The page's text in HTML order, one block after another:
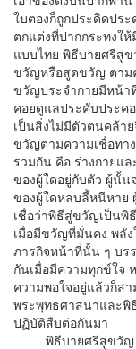
ใบตองก็ถูกประดิดปร
ตกแต่งที่ปากกระทงใ
แบบไทย พิธีบายศรีสู่
ขวัญหรือสูดขวัญ ตาม
ขวัญประจำกายมีหน้า
คอยดูแลประคับประค
เป็นสิ่งไม่มีตัวตนคล้
ขวัญตามความเชื่อทา
รวมกัน คือ ร่างกายแ
ของผู้ใดอยู่กับตัว ผู้นั้
ของผู้ใดหลบลี้หนีหาย
เชื่อว่าพิธีสู่ขวัญเป็นพิ
เมื่อมีขวัญที่มั่นคง พลัง
ภารกิจหน้าที่นั้น ๆ บร
กันเมื่อมีความทุกข์ใจ
ความพอใจอยู่แล้วก็ส
พระพุทธศาสนาและพิ
ปฏิบัติสืบต่อกันมา
พิธีบายศรีสู่ขวัญ เ